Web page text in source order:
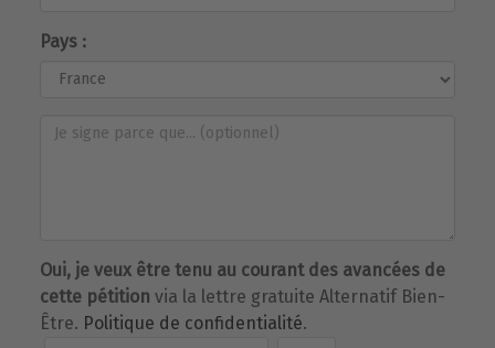
Pays :
Oui, je veux être tenu au courant des avancées de
cette pétition via la lettre gratuite Alternatif Bien-
Être. Politique de confidentialité.